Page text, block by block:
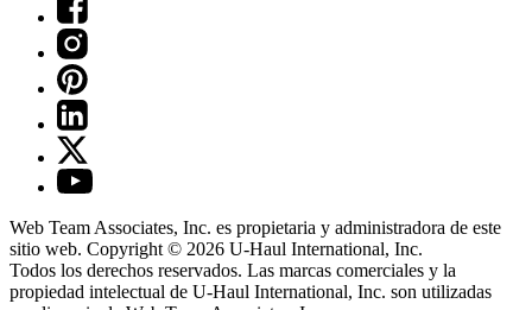
Web Team Associates, Inc. es propietaria y administradora de este
sitio web. Copyright © 2026 U-Haul International, Inc.
Todos los derechos reservados. Las marcas comerciales y la
propiedad intelectual de U-Haul International, Inc. son utilizadas